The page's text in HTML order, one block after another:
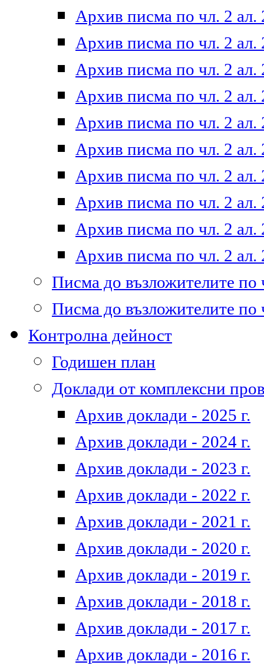
Архив писма по чл. 2 ал.
Архив писма по чл. 2 ал.
Архив писма по чл. 2 ал.
Архив писма по чл. 2 ал.
Архив писма по чл. 2 ал.
Архив писма по чл. 2 ал.
Архив писма по чл. 2 ал.
Архив писма по чл. 2 ал.
Архив писма по чл. 2 ал.
Архив писма по чл. 2 ал.
Писма до възложителите по
Писма до възложителите по
Контролна дейност
Годишен план
Доклади от комплексни
Архив доклади - 2025 г.
Архив доклади - 2024 г.
Архив доклади - 2023 г.
Архив доклади - 2022 г.
Архив доклади - 2021 г.
Архив доклади - 2020 г.
Архив доклади - 2019 г.
Архив доклади - 2018 г.
Архив доклади - 2017 г.
Архив доклади - 2016 г.